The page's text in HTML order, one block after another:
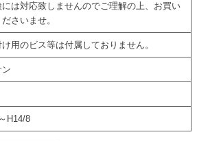
は対応致しませんのでご理解の上、お買い
さいませ。
用のビス等は付属しておりません。
ン
H14/8